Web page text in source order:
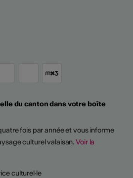
du canton dans votre boîte
fois par année et vous informe
culturel valaisan.Voir la
culturel·le